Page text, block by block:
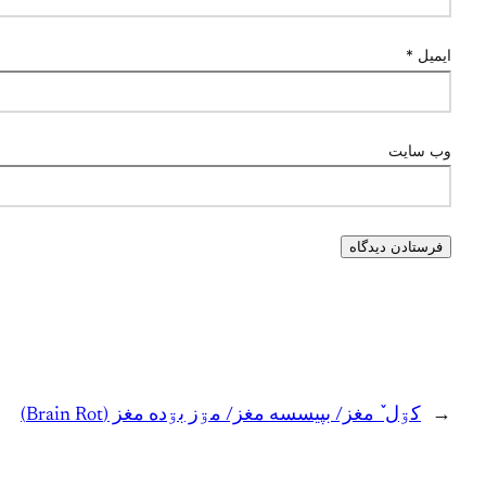
ایمیل *
وب‌ سایت
← کۊل ٚ مغز/ بپيسسه مغز/ مۊز بۊده مغز (Brain Rot)